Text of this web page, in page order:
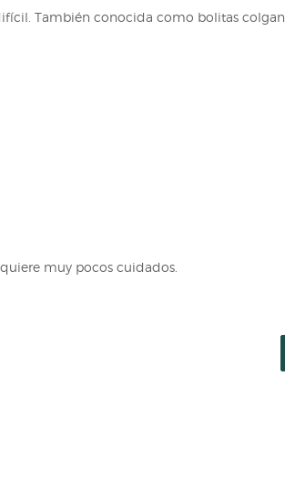
También conocida como bolitas
muy pocos cuidados.